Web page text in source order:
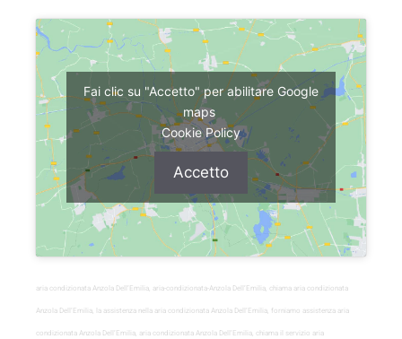
Fai clic su "Accetto" per abilitare Google
maps
Cookie Policy
Accetto
aria condizionata Anzola Dell’Emilia, aria-condizionata-Anzola Dell’Emilia, chiama aria condizionata
Anzola Dell’Emilia, la assistenza nella aria condizionata Anzola Dell’Emilia, forniamo assistenza aria
condizionata Anzola Dell’Emilia, aria condizionata Anzola Dell’Emilia, chiama il servizio aria